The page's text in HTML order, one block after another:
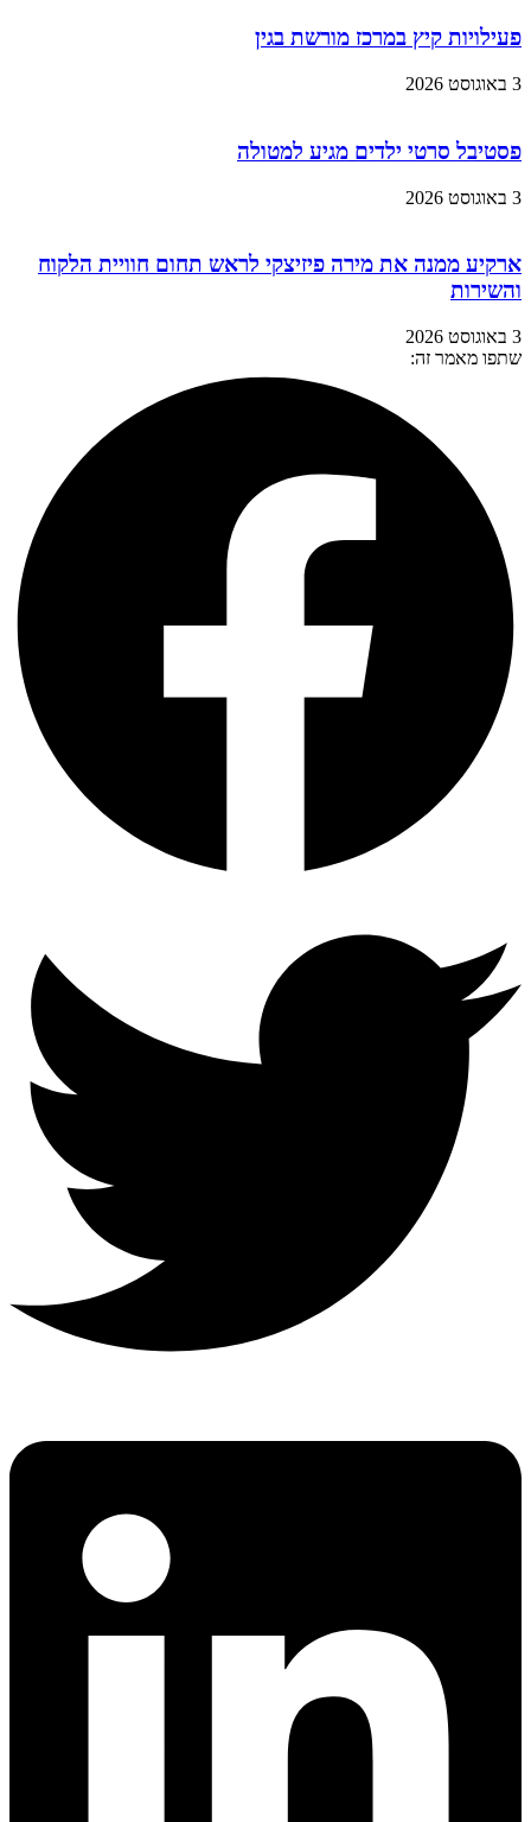
פעילויות קיץ במרכז מורשת בגין
3 באוגוסט 2026
פסטיבל סרטי ילדים מגיע למטולה
3 באוגוסט 2026
ארקיע ממנה את מירה פיזיצקי לראש תחום חוויית הלקוח
והשירות
3 באוגוסט 2026
שתפו מאמר זה: